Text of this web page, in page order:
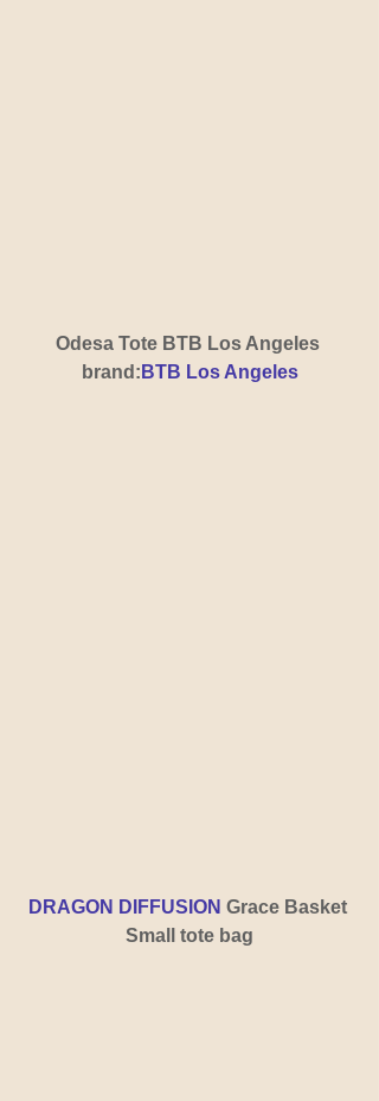
Odesa Tote BTB Los Angeles
brand: BTB Los Angeles
DRAGON DIFFUSION Grace Basket
Small tote bag